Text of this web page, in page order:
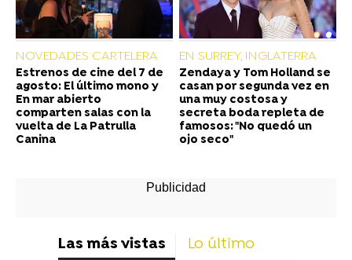
NOVEDADES CARTELERA
Estrenos de cine del 7 de
agosto: El último mono y
En mar abierto
comparten salas con la
vuelta de La Patrulla
Canina
EN SURREY, INGLATERRA
Zendaya y Tom Holland se
casan por segunda vez en
una muy costosa y
secreta boda repleta de
famosos: "No quedó un
ojo seco"
Las más vistas Lo último